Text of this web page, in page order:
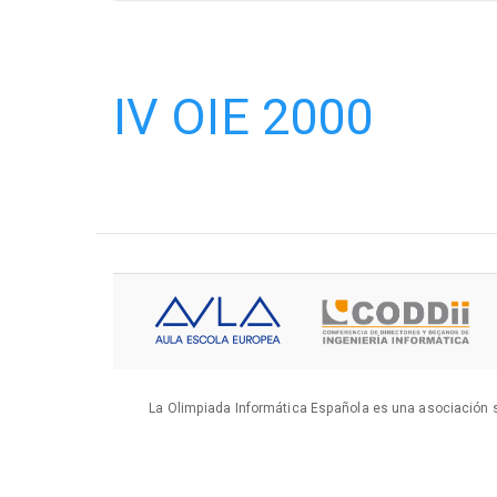
IV OIE 2000
La Olimpiada Informática Española es una asociación